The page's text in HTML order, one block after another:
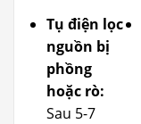
Tụ điện lọc
nguồn bị
phồng
hoặc rò:
Sau 5-7